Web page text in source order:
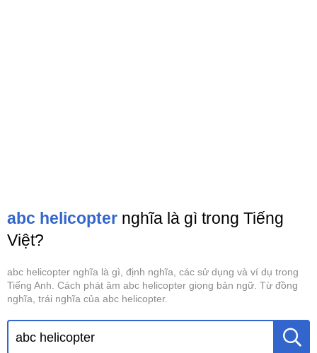
abc helicopter nghĩa là gì trong Tiếng
Việt?
abc helicopter nghĩa là gì, định nghĩa, các sử dụng và ví dụ trong
Tiếng Anh. Cách phát âm abc helicopter giọng bản ngữ. Từ đồng
nghĩa, trái nghĩa của abc helicopter.